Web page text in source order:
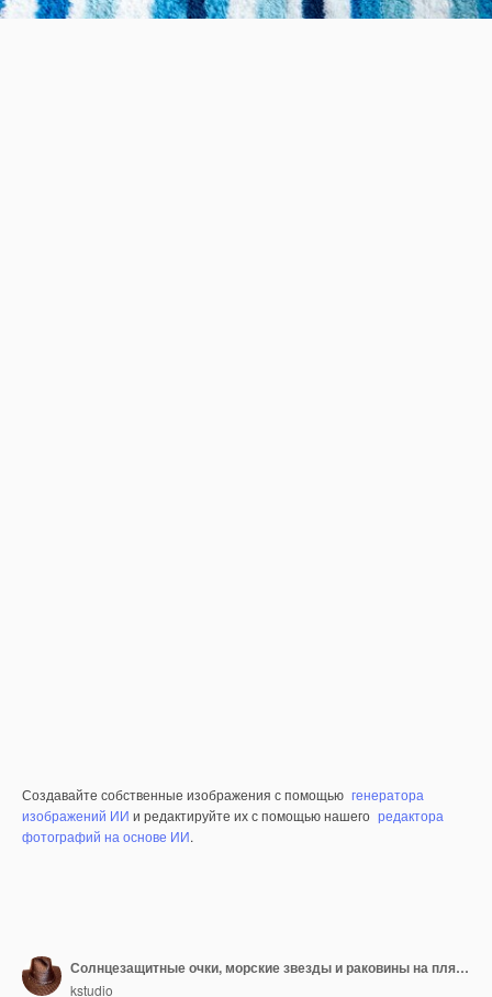
Создавайте собственные изображения с помощью генератора
изображений ИИ и редактируйте их с помощью нашего редактора
фотографий на основе ИИ.
Солнцезащитные очки, морские звезды и раковины на пляже
kstudio